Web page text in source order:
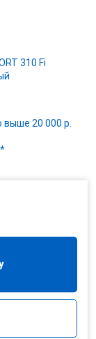
20 000 р.